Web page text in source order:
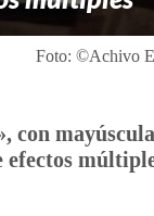
Foto: ©Achivo
con
efectos